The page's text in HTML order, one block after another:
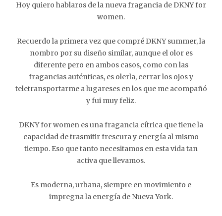
Hoy quiero hablaros de la nueva fragancia de DKNY for
women.
Recuerdo la primera vez que compré DKNY summer, la
nombro por su diseño similar, aunque el olor es
diferente pero en ambos casos, como con las
fragancias auténticas, es olerla, cerrar los ojos y
teletransportarme a lugareses en los que me acompañó
y fui muy feliz.
DKNY for women es una fragancia cítrica que tiene la
capacidad de trasmitir frescura y energía al mismo
tiempo. Eso que tanto necesitamos en esta vida tan
activa que llevamos.
Es moderna, urbana, siempre en movimiento e
impregna la energía de Nueva York.